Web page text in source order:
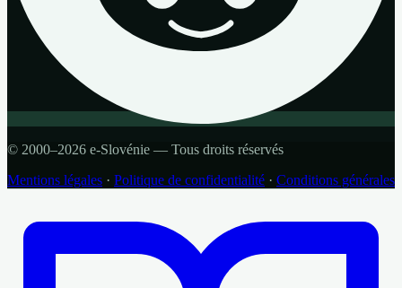
© 2000–2026 e-Slovénie — Tous droits réservés
Mentions légales · Politique de confidentialité · Conditions générales